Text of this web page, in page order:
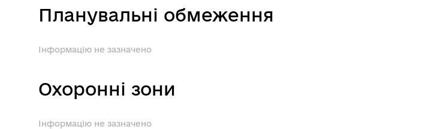
Планувальні обмеження
Інформацію не зазначено
Охоронні зони
Інформацію не зазначено